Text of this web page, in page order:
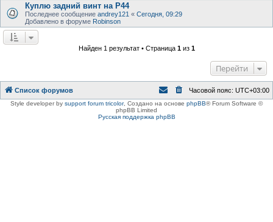
Куплю задний винт на Р44
Последнее сообщение andrey121 « Сегодня, 09:29
Добавлено в форуме Robinson
Найден 1 результат • Страница 1из 1
Перейти
Список форумов Часовой пояс: UTC+03:00
Style developer by support forum tricolor, Создано на основе phpBB® Forum Software ©
phpBB Limited
Русская поддержка phpBB